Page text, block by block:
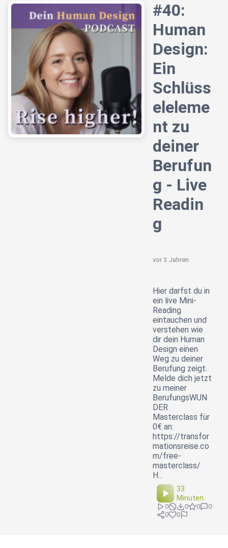
#40:
Human
Design:
Ein
Schlüss
eleleme
nt zu
deiner
Berufun
g - Live
Readin
g
vor 3 Jahren
Hier darfst du in
ein live Mini-
Reading
eintauchen und
verstehen wie
dir dein Human
Design einen
Weg zu deiner
Berufung zeigt.
Melde dich jetzt
zu meiner
BerufungsWUN
DER
Masterclass für
0€ an:
https://transfor
mationsreise.co
m/free-
masterclass/
H...
33
Minuten
0 0 0
0
0
0